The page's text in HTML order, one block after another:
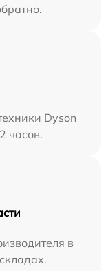
Dyson
часов.
в